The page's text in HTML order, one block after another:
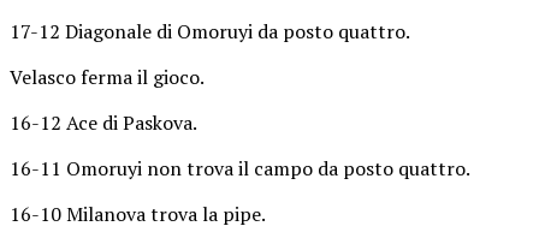
17-12 Diagonale di Omoruyi da posto quattro.
Velasco ferma il gioco.
16-12 Ace di Paskova.
16-11 Omoruyi non trova il campo da posto quattro.
16-10 Milanova trova la pipe.